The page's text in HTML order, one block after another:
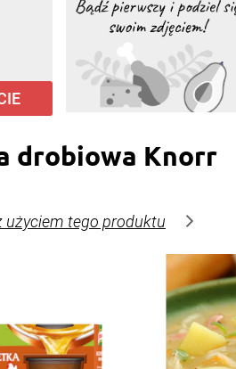
drobiowa Knorr
użyciem tego produktu